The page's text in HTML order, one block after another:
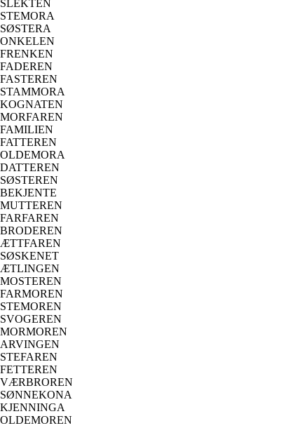
SLEKTEN
STEMORA
SØSTERA
ONKELEN
FRENKEN
FADEREN
FASTEREN
STAMMORA
KOGNATEN
MORFAREN
FAMILIEN
FATTEREN
OLDEMORA
DATTEREN
SØSTEREN
BEKJENTE
MUTTEREN
FARFAREN
BRODEREN
ÆTTFAREN
SØSKENET
ÆTLINGEN
MOSTEREN
FARMOREN
STEMOREN
SVOGEREN
MORMOREN
ARVINGEN
STEFAREN
FETTEREN
VÆRBROREN
SØNNEKONA
KJENNINGA
OLDEMOREN